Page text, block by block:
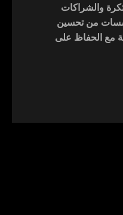
والشراكات
من تحسين
مع الحفاظ على